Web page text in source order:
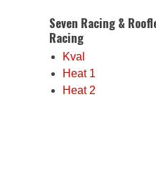
Seven Racing &
Racing
Kval
Heat 1
Heat 2